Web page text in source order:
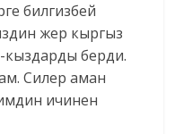
билгизбей
жер кыргыз
кыздарды берди.
Силер аман
ичинен